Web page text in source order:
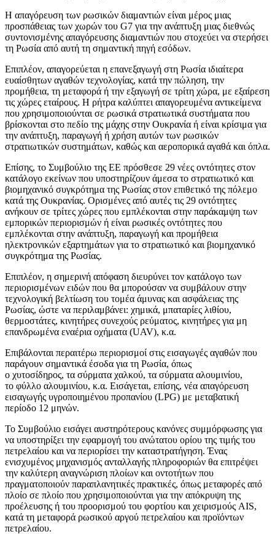
Η απαγόρευση των ρωσικών διαμαντιών είναι μέρος μιας
προσπάθειας των χωρών του G7 για την ανάπτυξη μιας διεθνώς
συντονισμένης απαγόρευσης διαμαντιών που στοχεύει να στερήσει
τη Ρωσία από αυτή τη σημαντική πηγή εσόδων.
Επιπλέον, απαγορεύεται η επανεξαγωγή στη Ρωσία ιδιαίτερα
ευαίσθητων αγαθών τεχνολογίας, κατά την πώληση, την
προμήθεια, τη μεταφορά ή την εξαγωγή σε τρίτη χώρα, με εξαίρεση
τις χώρες εταίρους. Η ρήτρα καλύπτει απαγορευμένα αντικείμενα
που χρησιμοποιούνται σε ρωσικά στρατιωτικά συστήματα που
βρίσκονται στο πεδίο της μάχης στην Ουκρανία ή είναι κρίσιμα για
την ανάπτυξη, παραγωγή ή χρήση αυτών των ρωσικών
στρατιωτικών συστημάτων, καθώς και αεροπορικά αγαθά και όπλα.
Επίσης, το Συμβούλιο της ΕΕ πρόσθεσε 29 νέες οντότητες στον
κατάλογο εκείνων που υποστηρίζουν άμεσα το στρατιωτικό και
βιομηχανικό συγκρότημα της Ρωσίας στον επιθετικό της πόλεμο
κατά της Ουκρανίας. Ορισμένες από αυτές τις 29 οντότητες
ανήκουν σε τρίτες χώρες που εμπλέκονται στην παράκαμψη των
εμπορικών περιορισμών ή είναι ρωσικές οντότητες που
εμπλέκονται στην ανάπτυξη, παραγωγή και προμήθεια
ηλεκτρονικών εξαρτημάτων για το στρατιωτικό και βιομηχανικό
συγκρότημα της Ρωσίας.
Επιπλέον, η σημερινή απόφαση διευρύνει τον κατάλογο των
περιορισμένων ειδών που θα μπορούσαν να συμβάλουν στην
τεχνολογική βελτίωση του τομέα άμυνας και ασφάλειας της
Ρωσίας, ώστε να περιλαμβάνει: χημικά, μπαταρίες λιθίου,
θερμοστάτες, κινητήρες συνεχούς ρεύματος, κινητήρες για μη
επανδρωμένα εναέρια οχήματα (UAV), κ.α.
Επιβάλονται περαιτέρω περιορισμοί στις εισαγωγές αγαθών που
παράγουν σημαντικά έσοδα για τη Ρωσία, όπως
ο χυτοσίδηρος, τα σύρματα χαλκού, τα σύρματα αλουμινίου,
το φύλλο αλουμινίου, κ.α. Εισάγεται, επίσης, νέα απαγόρευση
εισαγωγής υγροποιημένου προπανίου (LPG) με μεταβατική
περίοδο 12 μηνών.
Το Συμβούλιο εισάγει αυστηρότερους κανόνες συμμόρφωσης για
να υποστηρίξει την εφαρμογή του ανώτατου ορίου της τιμής του
πετρελαίου και να περιορίσει την καταστρατήγηση. Ένας
ενισχυμένος μηχανισμός ανταλλαγής πληροφοριών θα επιτρέψει
την καλύτερη αναγνώριση πλοίων και οντοτήτων που
πραγματοποιούν παραπλανητικές πρακτικές, όπως μεταφορές από
πλοίο σε πλοίο που χρησιμοποιούνται για την απόκρυψη της
προέλευσης ή του προορισμού του φορτίου και χειρισμούς AIS,
κατά τη μεταφορά ρωσικού αργού πετρελαίου και προϊόντων
πετρελαίου.